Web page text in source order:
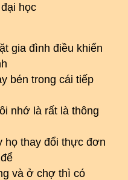
học
gia đình điều khiển
bén trong cái tiếp
nhớ là rất là thông
họ thay đổi thực đơn
và ở chợ thì có